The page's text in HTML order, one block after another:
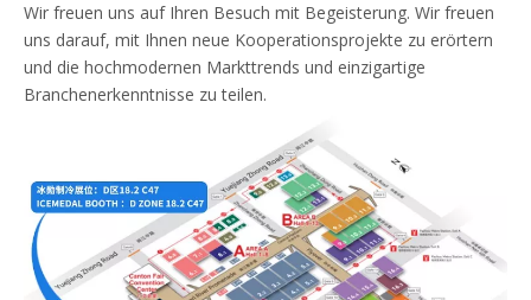
Wir freuen uns auf Ihren Besuch mit Begeisterung. Wir freuen
uns darauf, mit Ihnen neue Kooperationsprojekte zu erörtern
und die hochmodernen Markttrends und einzigartige
Branchenerkenntnisse zu teilen.